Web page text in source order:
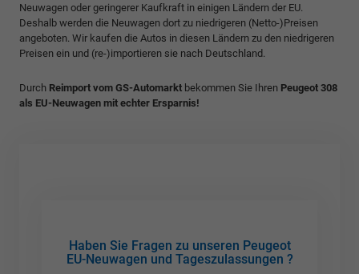
Neuwagen oder geringerer Kaufkraft in einigen Ländern der EU.
Deshalb werden die Neuwagen dort zu niedrigeren (Netto-)Preisen
angeboten. Wir kaufen die Autos in diesen Ländern zu den niedrigeren
Preisen ein und (re-)importieren sie nach Deutschland.
Durch Reimport vom GS-Automarkt bekommen Sie Ihren Peugeot 308
als EU-Neuwagen mit echter Ersparnis!
Haben Sie Fragen zu unseren Peugeot
EU-Neuwagen und Tageszulassungen ?